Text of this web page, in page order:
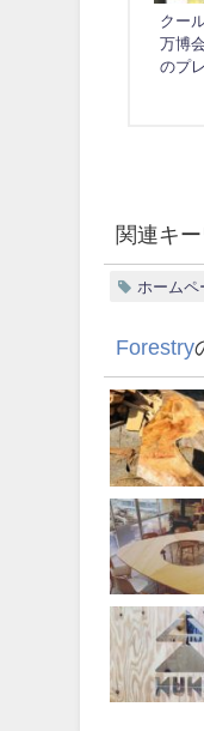
クー
万博
のプ
関連キ
ホームペ
Forestry